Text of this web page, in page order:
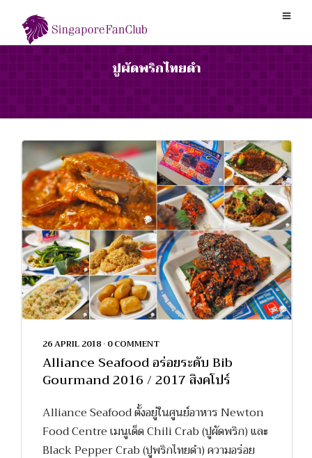
ปูผัดพริกไทยดำ
26 APRIL 2018 • 0 COMMENT
Alliance Seafood อร่อยระดับ Bib
Gourmand 2016 / 2017 สิงคโปร์
Alliance Seafood ตั้งอยู่ในศูนย์อาหาร Newton
Food Centre เมนูเด็ด Chili Crab (ปูผัดพริก) และ
Black Pepper Crab (ปูพริกไทยดำ) ความอร่อย